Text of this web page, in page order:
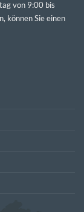
von 9:00 bis
können Sie einen